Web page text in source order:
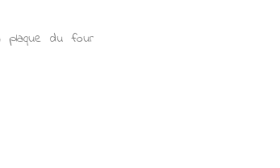
plaque du four